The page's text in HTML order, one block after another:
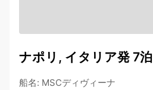
ナポリ, イタリア発 7泊
船名: MSCディヴィーナ